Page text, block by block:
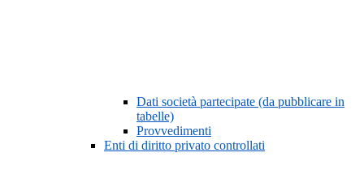
Dati società partecipate (da pubblicare in
tabelle)
Provvedimenti
Enti di diritto privato controllati